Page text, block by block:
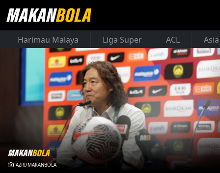
Harimau Malaya Liga Super ACL
AZRI/MAKANBOLA